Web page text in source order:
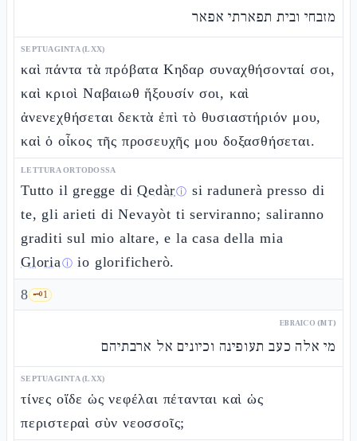
מזבחי ובית תפארתי אפאר
SEPTUAGINTA (LXX)
καὶ πάντα τὰ πρόβατα Κηδαρ συναχθήσονταί σοι,
καὶ κριοὶ Ναβαιωθ ἥξουσίν σοι, καὶ
ἀνενεχθήσεται δεκτὰ ἐπὶ τὸ θυσιαστήριόν μου,
καὶ ὁ οἶκος τῆς προσευχῆς μου δοξασθήσεται.
LETTURA ORTODOSSA
Tutto il gregge diQedàrⓘ si radunerà presso di
te, gli arieti di Nevayòt ti serviranno; saliranno
graditi sul mio altare, e la casa della mia
Gloriaⓘ io glorificherò.
8 🗝️1
EBRAICO (MT)
מי אלה כעב תעופינה וכיונים אל ארבתיהם
SEPTUAGINTA (LXX)
τίνες οἵδε ὡς νεφέλαι πέτανται καὶ ὡς
περιστεραὶ σὺν νεοσσοῖς;